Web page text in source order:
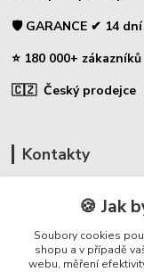
🛡️ GARANCE ✔ 14
⭐ 180 000+ zákazníků
🇨🇿 Český prodejce
Kontakty
🛡️ Zákaznická
📞 728
🍪 Jak
Soubory cookies
shopu a v případě
webu, měření